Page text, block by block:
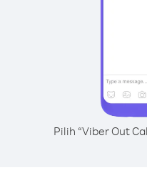
Pilih “Viber Out